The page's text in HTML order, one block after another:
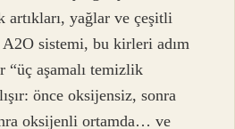
artıkları, yağlar ve çeşitli
sistemi, bu kirleri adım
“üç aşamalı temizlik
önce oksijensiz, sonra
oksijenli ortamda… ve